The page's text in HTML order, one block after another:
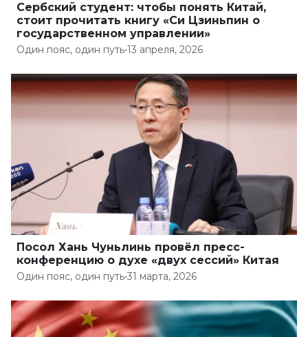
Сербский студент: чтобы понять Китай,
стоит прочитать книгу «Си Цзиньпин о
государственном управлении»
Один пояс, один путь•13 апреля, 2026
Посол Хань Чуньлинь провёл пресс-
конференцию о духе «двух сессий» Китая
Один пояс, один путь•31 марта, 2026